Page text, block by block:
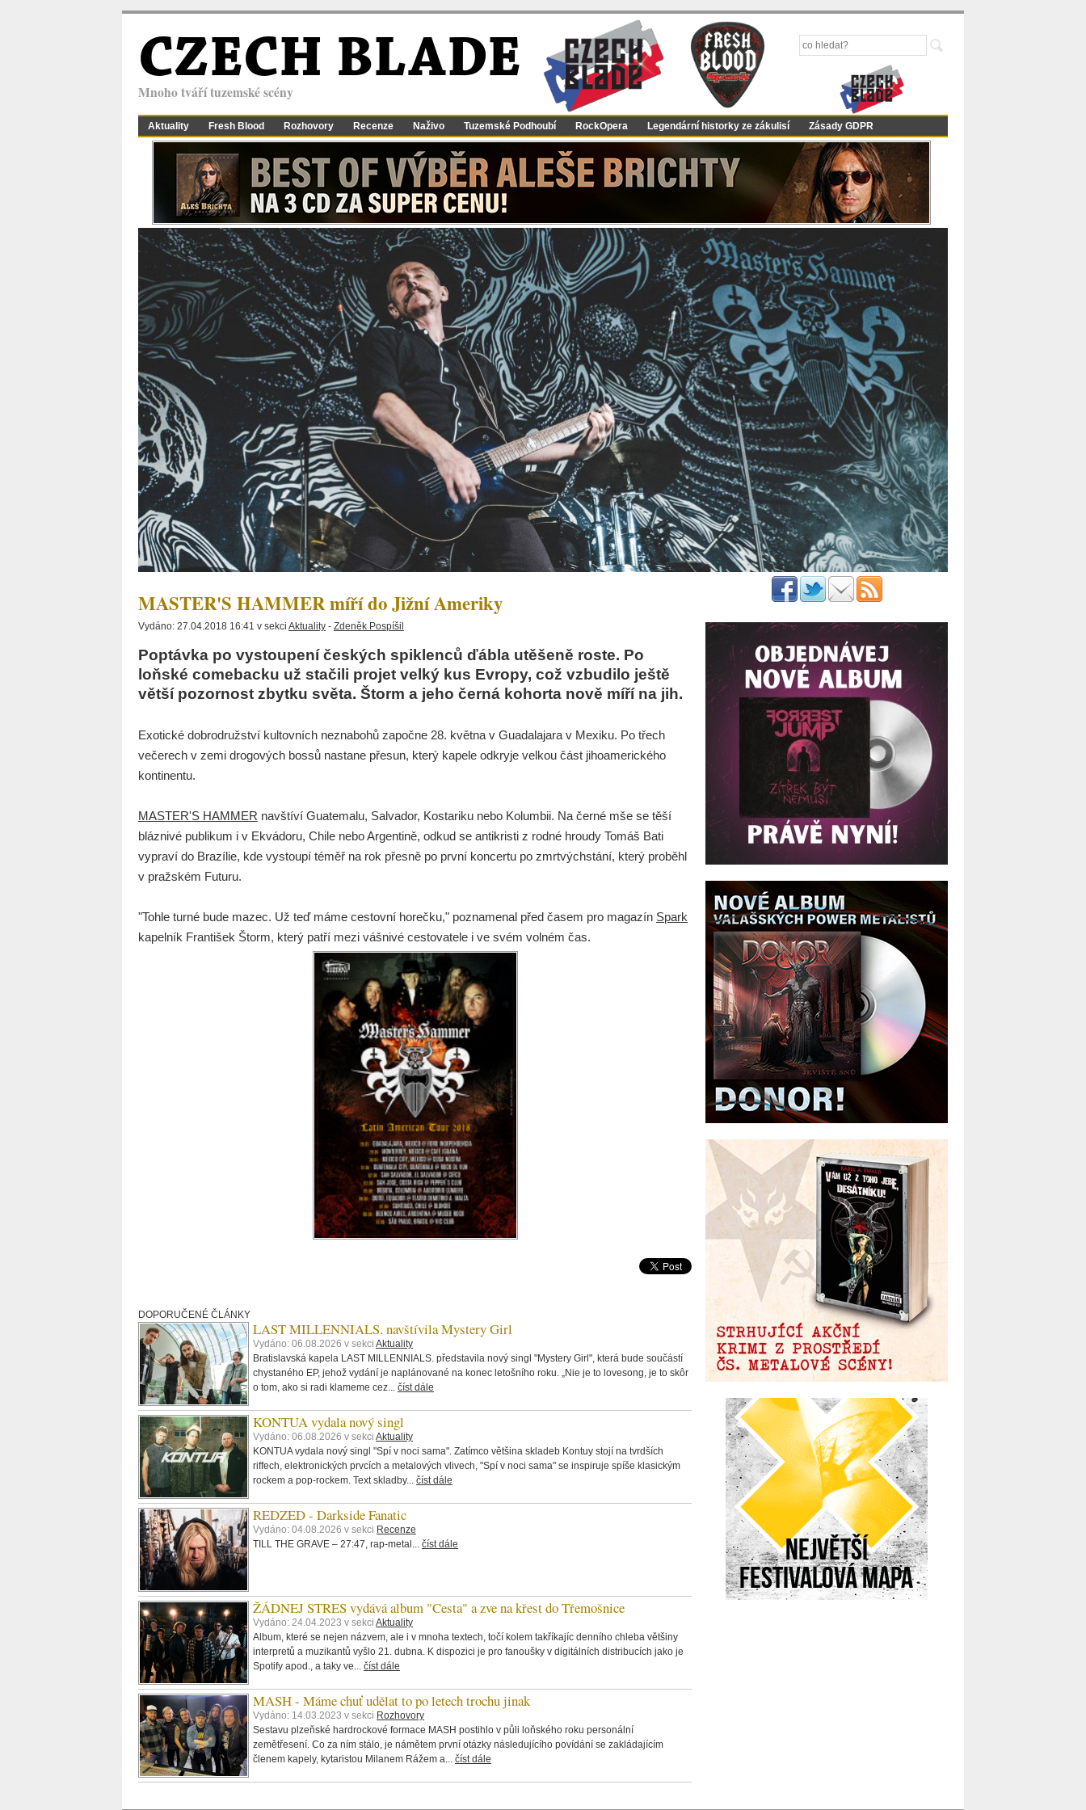
CZECH BLADE
Mnoho tváří tuzemské scény
Aktuality Fresh Blood Rozhovory Recenze Naživo Tuzemské Podhoubí RockOpera Legendární historky ze zákulisí Zásady GDPR
MASTER'S HAMMER míří do Jižní Ameriky
Vydáno: 27.04.2018 16:41 v sekci Aktuality - Zdeněk Pospíšil
Poptávka po vystoupení českých spiklenců ďábla utěšeně roste. Po
loňské comebacku už stačili projet velký kus Evropy, což vzbudilo ještě
větší pozornost zbytku světa. Štorm a jeho černá kohorta nově míří na jih.
Exotické dobrodružství kultovních neznabohů započne 28. května v Guadalajara v Mexiku. Po třech
večerech v zemi drogových bossů nastane přesun, který kapele odkryje velkou část jihoamerického
kontinentu.
MASTER'S HAMMER navštíví Guatemalu, Salvador, Kostariku nebo Kolumbii. Na černé mše se těší
bláznivé publikum i v Ekvádoru, Chile nebo Argentině, odkud se antikristi z rodné hroudy Tomáš Bati
vypraví do Brazílie, kde vystoupí téměř na rok přesně po první koncertu po zmrtvýchstání, který proběhl
v pražském Futuru.
"Tohle turné bude mazec. Už teď máme cestovní horečku," poznamenal před časem pro magazín Spark
kapelník František Štorm, který patří mezi vášnivé cestovatele i ve svém volném čas.
DOPORUČENÉ ČLÁNKY
LAST MILLENNIALS. navštívila Mystery Girl
Vydáno: 06.08.2026 v sekci Aktuality
Bratislavská kapela LAST MILLENNIALS. představila nový singl "Mystery Girl", která bude součástí
chystaného EP, jehož vydání je naplánované na konec letošního roku. „Nie je to lovesong, je to skôr
o tom, ako si radi klameme cez... číst dále
KONTUA vydala nový singl
Vydáno: 06.08.2026 v sekci Aktuality
KONTUA vydala nový singl "Spí v noci sama". Zatímco většina skladeb Kontuy stojí na tvrdších
riffech, elektronických prvcích a metalových vlivech, "Spí v noci sama" se inspiruje spíše klasickým
rockem a pop-rockem. Text skladby... číst dále
REDZED - Darkside Fanatic
Vydáno: 04.08.2026 v sekci Recenze
TILL THE GRAVE – 27:47, rap-metal... číst dále
ŽÁDNEJ STRES vydává album "Cesta" a zve na křest do Třemošnice
Vydáno: 24.04.2023 v sekci Aktuality
Album, které se nejen názvem, ale i v mnoha textech, točí kolem takříkajíc denního chleba většiny
interpretů a muzikantů vyšlo 21. dubna. K dispozici je pro fanoušky v digitálních distribucích jako je
Spotify apod., a taky ve... číst dále
MASH - Máme chuť udělat to po letech trochu jinak
Vydáno: 14.03.2023 v sekci Rozhovory
Sestavu plzeňské hardrockové formace MASH postihlo v půli loňského roku personální
zemětřesení. Co za ním stálo, je námětem první otázky následujícího povídání se zakládajícím
členem kapely, kytaristou Milanem Rážem a... číst dále